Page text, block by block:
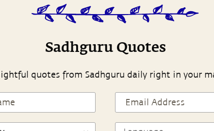
Sadhguru Quotes
quotes from Sadhguru daily right in your